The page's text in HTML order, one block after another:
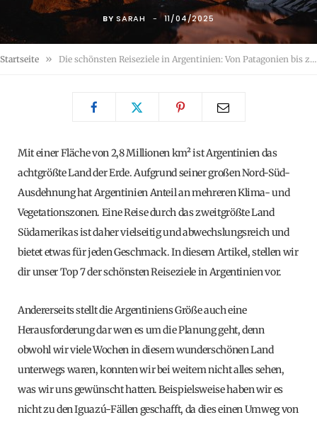
BY SARAH 11/04/2025
Startseite » Die schönsten Reiseziele in Argentinien: Von Patagonien bis zu Argentiniens verborgenen Schätzen
Mit einer Fläche von 2,8 Millionen km² ist Argentinien das
achtgrößte Land der Erde. Aufgrund seiner großen Nord-Süd-
Ausdehnung hat Argentinien Anteil an mehreren Klima- und
Vegetationszonen. Eine Reise durch das zweitgrößte Land
Südamerikas ist daher vielseitig und abwechslungsreich und
bietet etwas für jeden Geschmack. In diesem Artikel, stellen wir
dir unser Top 7 der schönsten Reiseziele in Argentinien vor.
Andererseits stellt die Argentiniens Größe auch eine
Herausforderung dar wen es um die Planung geht, denn
obwohl wir viele Wochen in diesem wunderschönen Land
unterwegs waren, konnten wir bei weitem nicht alles sehen,
was wir uns gewünscht hatten. Beispielsweise haben wir es
nicht zu den Iguazú-Fällen geschafft, da dies einen Umweg von